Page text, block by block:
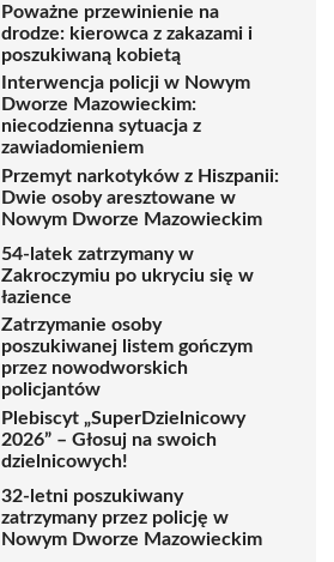
Poważne przewinienie na
drodze: kierowca z zakazami i
poszukiwaną kobietą
Interwencja policji w Nowym
Dworze Mazowieckim:
niecodzienna sytuacja z
zawiadomieniem
Przemyt narkotyków z Hiszpanii:
Dwie osoby aresztowane w
Nowym Dworze Mazowieckim
54-latek zatrzymany w
Zakroczymiu po ukryciu się w
łazience
Zatrzymanie osoby
poszukiwanej listem gończym
przez nowodworskich
policjantów
Plebiscyt „SuperDzielnicowy
2026” – Głosuj na swoich
dzielnicowych!
32-letni poszukiwany
zatrzymany przez policję w
Nowym Dworze Mazowieckim